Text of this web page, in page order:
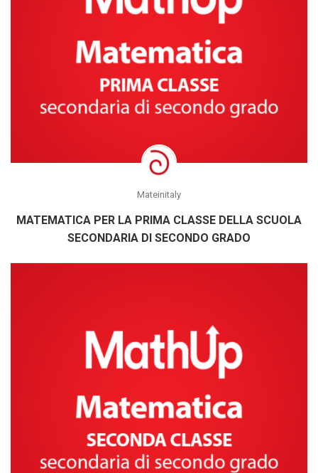
Mateinitaly
MATEMATICA PER LA PRIMA CLASSE DELLA SCUOLA
SECONDARIA DI SECONDO GRADO